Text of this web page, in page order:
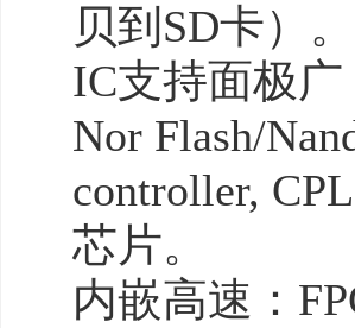
贝到SD卡）。
IC支持面极广
Nor Flash/
controller,
芯片。
内嵌高速：